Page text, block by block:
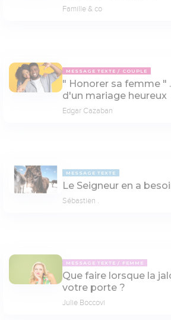
Famille & co
MESSAGE TEXTE COUPLE
" Honorer sa femme "
d'un mariage heureux
Edgar Cazaban
MESSAGE TEXTE
Le Seigneur en a
Sébastien .
MESSAGE TEXTE FEMME
Que faire lorsque la
votre porte ?
Julie Boccovi